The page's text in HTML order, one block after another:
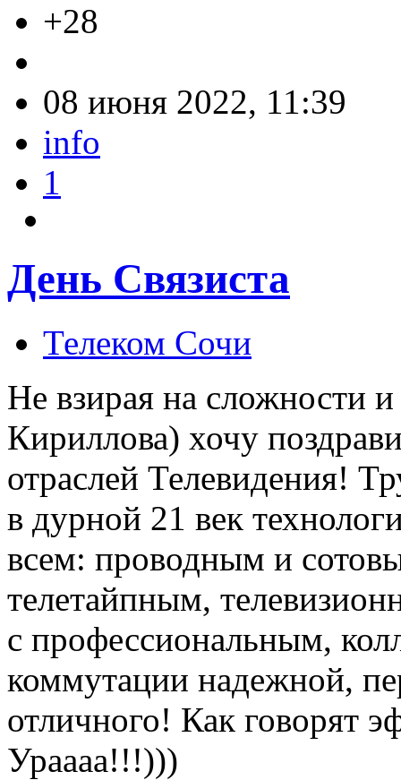
+28
08 июня 2022, 11:39
info
1
День Связиста
Телеком Сочи
Не взирая на сложности
Кириллова) хочу
отраслей Телевидения!
в дурной 21 век
всем: проводным и
телетайпным,
с профессиональным,
коммутации надежной,
отличного! Как говорят
Ураааа!!!)))